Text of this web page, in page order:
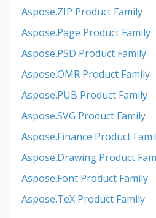
Aspose.ZIP Product Family
Aspose.Page Product Family
Aspose.PSD Product Family
Aspose.OMR Product Family
Aspose.PUB Product Family
Aspose.SVG Product Family
Aspose.Finance Product
Aspose.Drawing Product
Aspose.Font Product Family
Aspose.TeX Product Family